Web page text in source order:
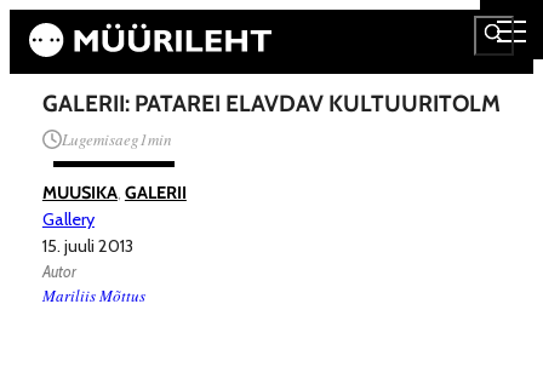
GALERII: PATAREI ELAVDAV KULTUURITOLM
Lugemisaeg1min
MUUSIKA, GALERII
Gallery
15. juuli 2013
Autor
Mariliis Mõttus